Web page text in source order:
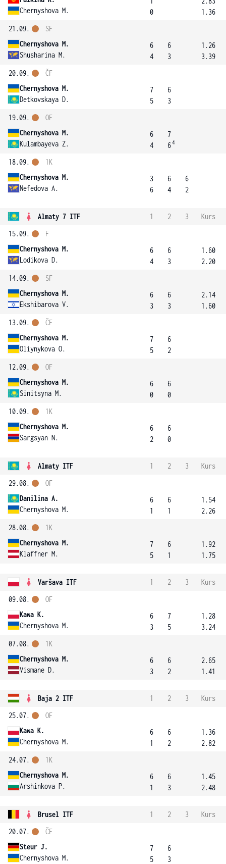
Chernyshova M.
0
1.36
21.09.
Chernyshova M.
Shusharina M.
SF
6
4
6
3
1.26
3.39
20.09.
Chernyshova M.
Detkovskaya D.
ČF
7
5
6
3
19.09.
Chernyshova M.
Kulambayeva Z.
OF
6
4
7
64
18.09.
Chernyshova M.
Nefedova A.
1K
3
6
6
4
6
2
Almaty 7 ITF 1 2 3
Kurs
15.09.
Chernyshova M.
Lodikova D.
F
6
4
6
3
1.60
2.20
14.09.
Chernyshova M.
Ekshibarova V.
SF
6
3
6
3
2.14
1.60
13.09.
Chernyshova M.
Oliynykova O.
ČF
7
5
6
2
12.09.
Chernyshova M.
Sinitsyna M.
OF
6
0
6
0
10.09.
Chernyshova M.
Sargsyan N.
1K
6
2
6
0
Almaty ITF 1 2 3
Kurs
29.08.
Danilina A.
Chernyshova M.
OF
6
1
6
1
1.54
2.26
28.08.
Chernyshova M.
Klaffner M.
1K
7
5
6
1
1.92
1.75
Varšava ITF 1 2 3
Kurs
09.08.
Kawa K.
Chernyshova M.
OF
6
3
7
5
1.28
3.24
07.08.
Chernyshova M.
Vismane D.
1K
6
3
6
2
2.65
1.41
Baja 2 ITF 1 2 3
Kurs
25.07.
Kawa K.
Chernyshova M.
OF
6
1
6
2
1.36
2.82
24.07.
Chernyshova M.
Arshinkova P.
1K
6
1
6
3
1.45
2.48
Brusel ITF 1 2 3
Kurs
20.07.
Steur J.
Chernyshova M.
ČF
7
5
6
3